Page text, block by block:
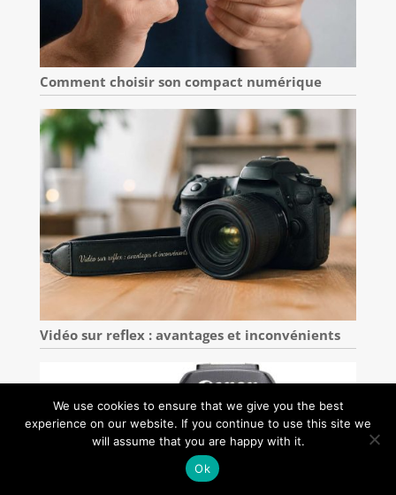
Comment choisir son compact numérique
Vidéo sur reflex : avantages et inconvénients
We use cookies to ensure that we give you the best
experience on our website. If you continue to use this site we
will assume that you are happy with it.
Ok